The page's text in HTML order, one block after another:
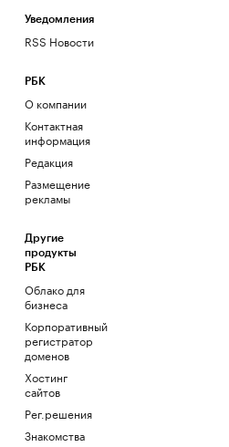
Уведомления
RSS Новости
РБК
О компании
Контактная
информация
Редакция
Размещение
рекламы
Другие
продукты
РБК
Облако для
бизнеса
Корпоративный
регистратор
доменов
Хостинг
сайтов
Рег.решения
Знакомства